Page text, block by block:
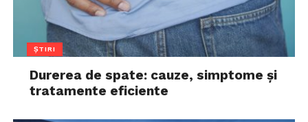
ȘTIRI
Durerea de spate: cauze, simptome și
tratamente eficiente